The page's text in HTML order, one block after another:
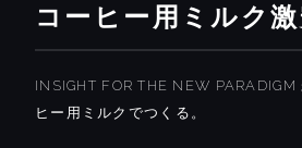
コーヒー用ミルク
INSIGHT FOR THE NEW PARADIGM
ヒー用ミルクでつくる。